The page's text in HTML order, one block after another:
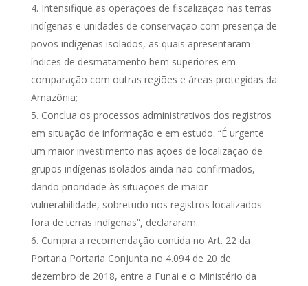
Intensifique as operações de fiscalização nas terras
indígenas e unidades de conservação com presença de
povos indígenas isolados, as quais apresentaram
índices de desmatamento bem superiores em
comparação com outras regiões e áreas protegidas da
Amazônia;
Conclua os processos administrativos dos registros
em situação de informação e em estudo. “É urgente
um maior investimento nas ações de localização de
grupos indígenas isolados ainda não confirmados,
dando prioridade às situações de maior
vulnerabilidade, sobretudo nos registros localizados
fora de terras indígenas”, declararam..
Cumpra a recomendação contida no Art. 22 da
Portaria Portaria Conjunta no 4.094 de 20 de
dezembro de 2018, entre a Funai e o Ministério da